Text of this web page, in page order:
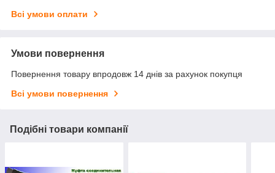
Всі умови оплати
Умови повернення
Повернення товару впродовж 14 днів за рахунок покупця
Всі умови повернення
Подібні товари компанії